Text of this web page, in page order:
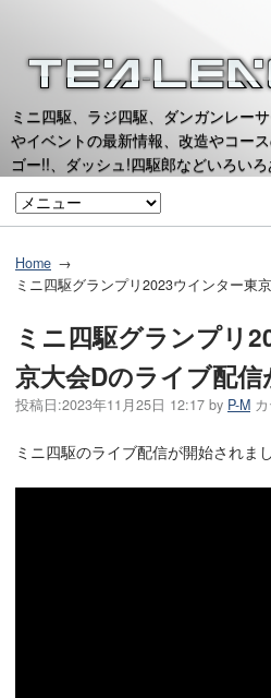
ミニ四駆、ラジ四駆、ダンガンレー
やイベントの最新情報、改造やコー
ゴー!!、ダッシュ!四駆郎などいろいろ
Home
ミニ四駆グランプリ2023ウインター東
ミニ四駆グランプリ
京大会Dのライブ配信
投稿日:2023年11月25日 12:17 by P-M
ミニ四駆のライブ配信が開始されまし